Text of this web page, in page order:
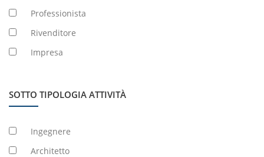
Professionista
Rivenditore
Impresa
SOTTO TIPOLOGIA ATTIVITÀ
Ingegnere
Architetto